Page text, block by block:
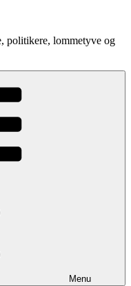
politikere, lommetyve og
Menu